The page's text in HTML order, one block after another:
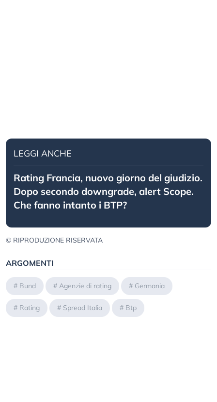
LEGGI ANCHE
Rating Francia, nuovo giorno del giudizio.
Dopo secondo downgrade, alert Scope.
Che fanno intanto i BTP?
© RIPRODUZIONE RISERVATA
ARGOMENTI
# Bund # Agenzie di rating # Germania
# Rating # Spread Italia # Btp